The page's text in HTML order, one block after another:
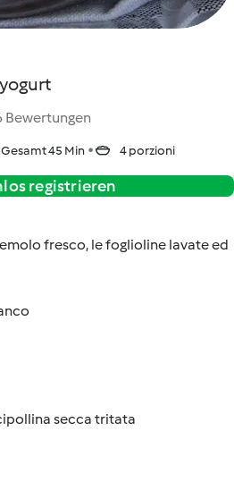
Bewertungen
Gesamt 45 Min 4 porzioni
registrieren
fresco, le foglioline lavate ed
secca tritata